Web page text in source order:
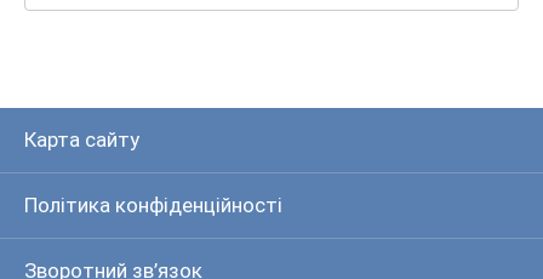
Карта сайту
Політика конфіденційності
Зворотний зв’язок